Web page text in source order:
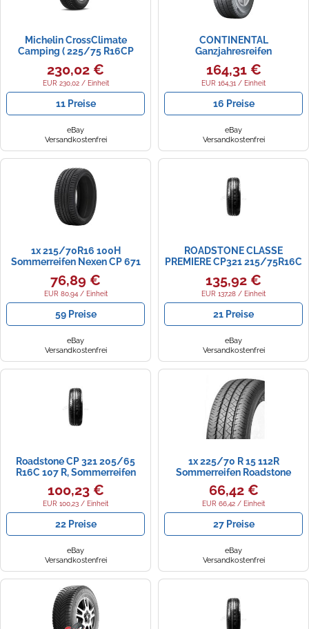
Michelin CrossClimate
Camping ( 225/75 R16CP
118R 8PR )
230,02 €
EUR 230,02 / Einheit
11 Preise
eBay
Versandkostenfrei
CONTINENTAL
Ganzjahresreifen
VANCONTACT CAMPER - 1x
215/70R15 CP 109R
164,31 €
EUR 164,31 / Einheit
16 Preise
eBay
Versandkostenfrei
1x 215/70R16 100H
Sommerreifen Nexen CP 671
id483525
76,89 €
EUR 80,94 / Einheit
59 Preise
eBay
Versandkostenfrei
ROADSTONE CLASSE
PREMIERE CP321 215/75R16C
116Q BSW
135,92 €
EUR 137,28 / Einheit
21 Preise
eBay
Versandkostenfrei
Roadstone CP 321 205/65
R16C 107 R, Sommerreifen
100,23 €
EUR 100,23 / Einheit
22 Preise
eBay
Versandkostenfrei
1x 225/70 R 15 112R
Sommerreifen Roadstone
Classe Premiere CP-321 |
63388
66,42 €
EUR 66,42 / Einheit
27 Preise
eBay
Versandkostenfrei